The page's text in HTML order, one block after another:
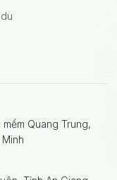
Quang Trung,